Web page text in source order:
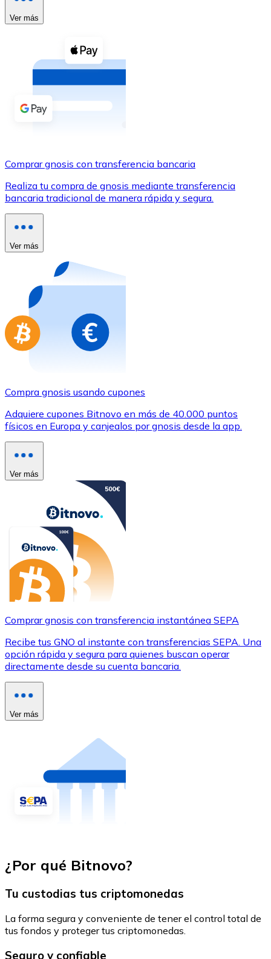
Ver todo
Compra criptomonedas con efectivo en tu tienda más
Comprar con efectivo
Transferencia SEPA
Utiliza tarjetas Visa y Mastercard para comprar
Comprar con tarjeta
Compra tarjetas regalo de tus marcas favoritas con
Ir a la tienda de tarjetas regalo
Ver más
Comprar gnosis con transferencia bancaria
Realiza tu compra de gnosis mediante transferencia
bancaria tradicional de manera rápida y segura.
Ver más
Compra gnosis usando cupones
Adquiere cupones Bitnovo en más de 40.000 puntos
físicos en Europa y canjealos por gnosis desde la app.
Ver más
Comprar gnosis con transferencia instantánea SEPA
Recibe tus GNO al instante con transferencias SEPA. Una
opción rápida y segura para quienes buscan operar
directamente desde su cuenta bancaria.
Ver más
¿Por qué Bitnovo?
Tu custodias tus criptomonedas
La forma segura y conveniente de tener el control total de
tus fondos y proteger tus criptomonedas.
Seguro y confiable